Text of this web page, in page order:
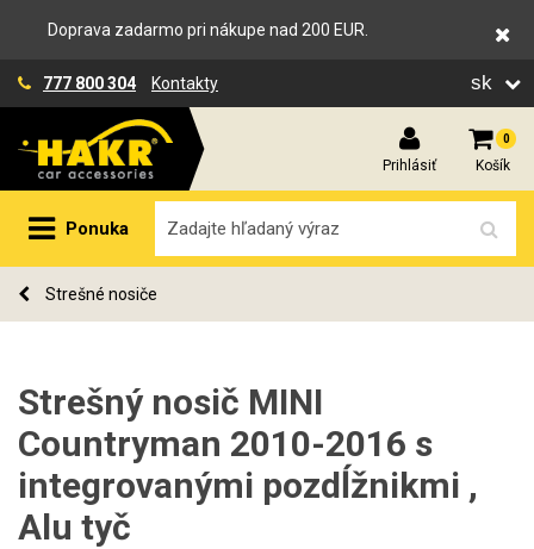
Doprava zadarmo pri nákupe nad 200 EUR.
777 800 304 Kontakty sk
Prihlásiť
0
Košík
Ponuka
Strešné nosiče
Strešný nosič MINI
Countryman 2010-2016 s
integrovanými pozdĺžnikmi ,
Alu tyč